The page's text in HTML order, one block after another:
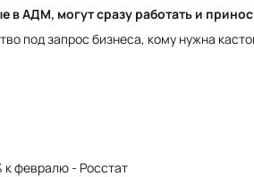
в АДМ, могут сразу работать и
под запрос бизнеса, кому нужна
к февралю - Росстат